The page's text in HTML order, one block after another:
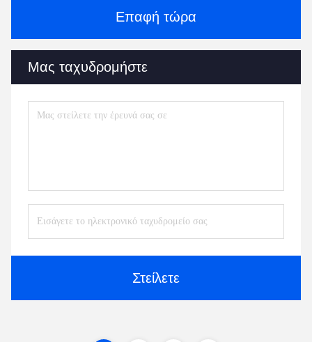
Επαφή τώρα
Μας ταχυδρομήστε
Στείλετε